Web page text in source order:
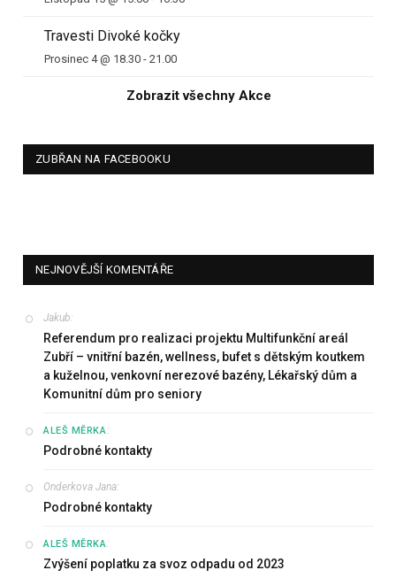
Travesti Divoké kočky
Prosinec 4 @ 18.30 - 21.00
Zobrazit všechny Akce
ZUBŘAN NA FACEBOOKU
NEJNOVĚJŠÍ KOMENTÁŘE
Jakub:
Referendum pro realizaci projektu Multifunkční areál
Zubří – vnitřní bazén, wellness, bufet s dětským koutkem
a kuželnou, venkovní nerezové bazény, Lékařský dům a
Komunitní dům pro seniory
ALEŠ MĚRKA:
Podrobné kontakty
Onderkova Jana:
Podrobné kontakty
ALEŠ MĚRKA:
Zvýšení poplatku za svoz odpadu od 2023